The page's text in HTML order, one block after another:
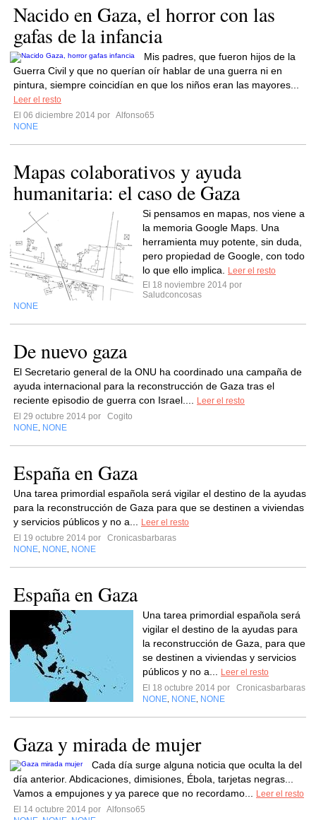
Nacido en Gaza, el horror con las
gafas de la infancia
Mis padres, que fueron hijos de la
Guerra Civil y que no querían oír hablar de una guerra ni en
pintura, siempre coincidían en que los niños eran las mayores...
Leer el resto
El 06 diciembre 2014 por Alfonso65
NONE
Mapas colaborativos y ayuda
humanitaria: el caso de Gaza
Si pensamos en mapas, nos viene a
la memoria Google Maps. Una
herramienta muy potente, sin duda,
pero propiedad de Google, con todo
lo que ello implica.
Leer el resto
El 18 noviembre 2014 por
Saludconcosas
NONE
De nuevo gaza
El Secretario general de la ONU ha coordinado una campaña de
ayuda internacional para la reconstrucción de Gaza tras el
reciente episodio de guerra con Israel....
Leer el resto
El 29 octubre 2014 por
Cogito
NONE NONE
España en Gaza
Una tarea primordial española será vigilar el destino de la ayudas
para la reconstrucción de Gaza para que se destinen a viviendas
y servicios públicos y no a...
Leer el resto
El 19 octubre 2014 por
Cronicasbarbaras
NONE NONE NONE
España en Gaza
Una tarea primordial española será
vigilar el destino de la ayudas para
la reconstrucción de Gaza, para que
se destinen a viviendas y servicios
públicos y no a...
Leer el resto
El 18 octubre 2014 por
Cronicasbarbaras
NONE NONE NONE
Gaza y mirada de mujer
Cada día surge alguna noticia que oculta la del
día anterior. Abdicaciones, dimisiones, Ébola, tarjetas negras...
Vamos a empujones y ya parece que no recordamo...
Leer el resto
El 14 octubre 2014 por Alfonso65